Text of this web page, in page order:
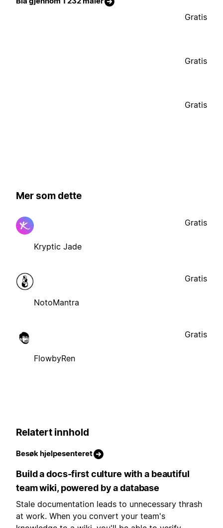
Gratis
Gratis
Gratis
Mer som dette
Kryptic Jade
Gratis
NotoMantra
Gratis
FlowbyRen
Gratis
Relatert innhold
Besøk hjelpesenteret
Build a docs-first culture with a beautiful
team wiki, powered by a database
Stale documentation leads to unnecessary thrash
at work. When you convert your team's